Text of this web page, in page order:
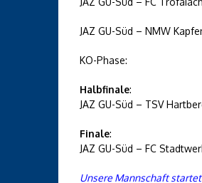
JAZ GU-Süd – NMW
KO-Phase:
Halbfinale:
JAZ GU-Süd – TSV
Finale:
JAZ GU-Süd – FC
Unsere Mannschaft